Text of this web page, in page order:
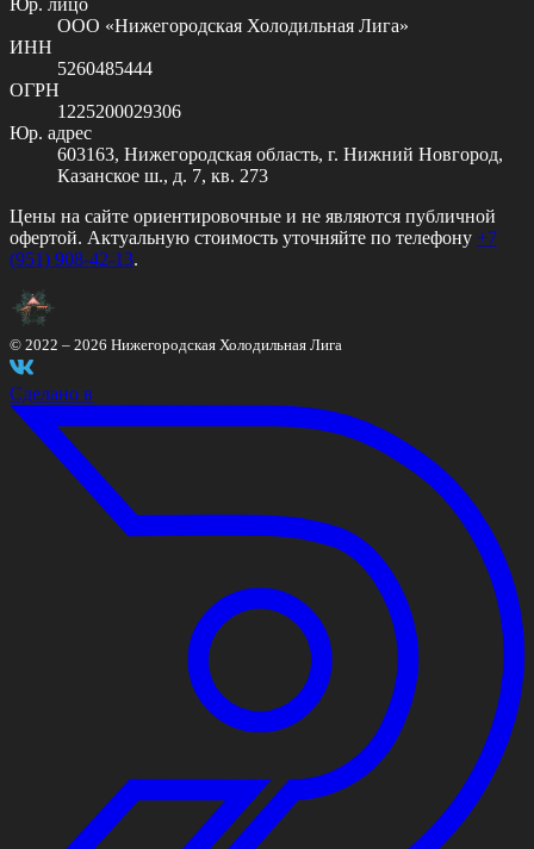
ООО «Нижегородская Холодильная Лига»
ИНН
5260485444
ОГРН
1225200029306
Юр. адрес
603163, Нижегородская область, г. Нижний Новгород,
Казанское ш., д. 7, кв. 273
Цены на сайте ориентировочные и не являются публичной
офертой. Актуальную стоимость уточняйте по телефону +7
(951) 908-42-13.
© 2022 – 2026 Нижегородская Холодильная Лига
Сделано в